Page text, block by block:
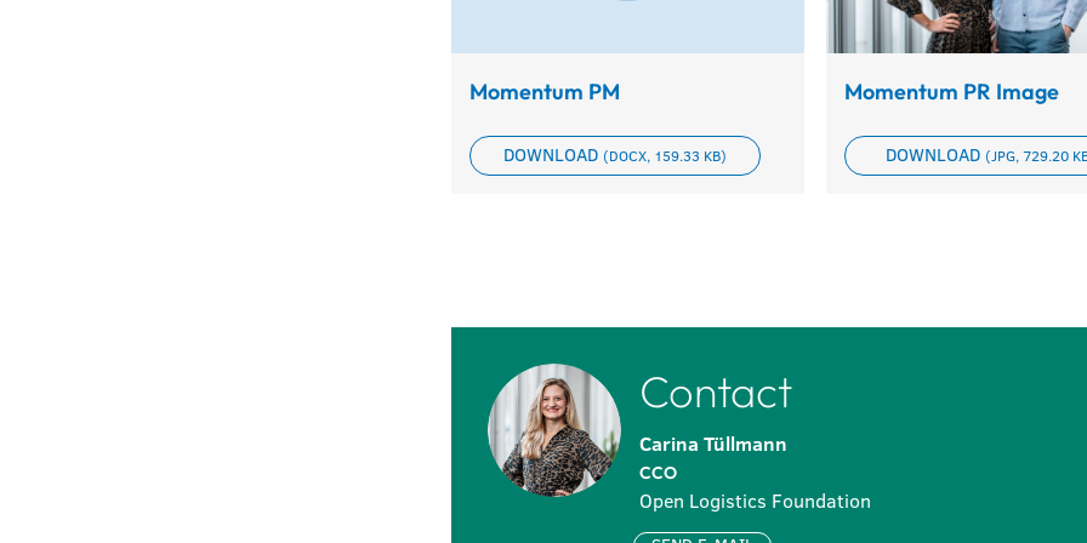
Momentum PM
DOWNLOAD (DOCX, 159.33 KB)
Momentum PR Image
DOWNLOAD (JPG, 729.20
Contact
Carina Tüllmann
CCO
Open Logistics Foundation